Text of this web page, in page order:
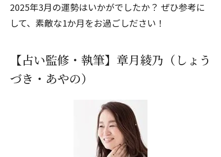
2025年3月の運勢はいかがでしたか？ ぜひ参考に
して、素敵な1か月をお過ごしださい！
【占い監修・執筆】章月綾乃（しょう
づき・あやの）